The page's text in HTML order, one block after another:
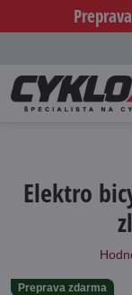
Preprava zdarma
Elektro